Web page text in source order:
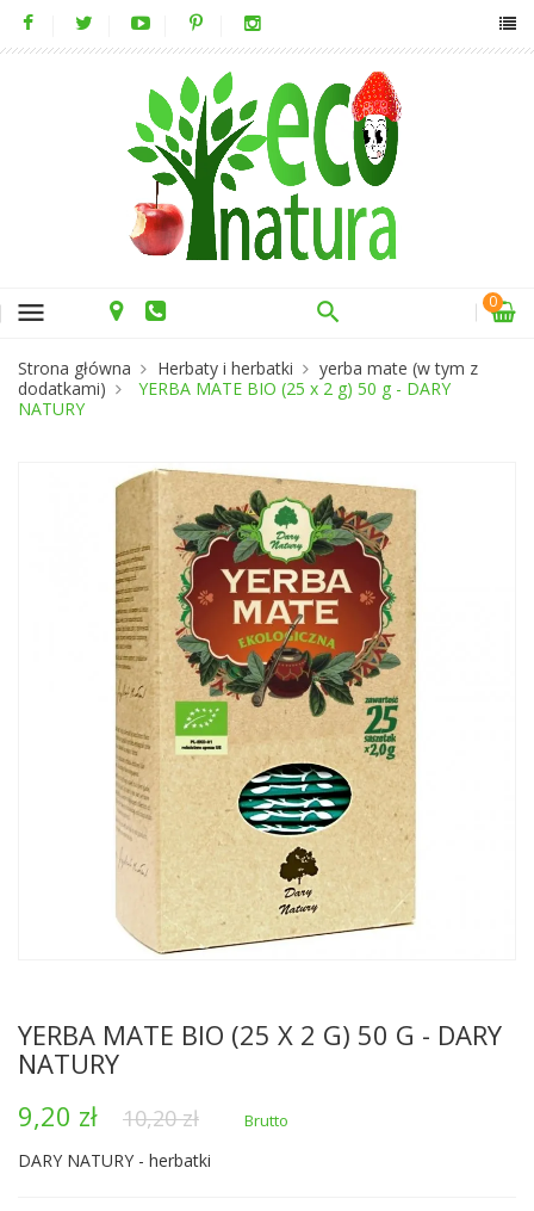
menu 0
Strona główna Herbaty i herbatki
yerba mate (w tym z
dodatkami)
YERBA MATE BIO (25 x 2 g) 50 g - DARY
NATURY
YERBA MATE BIO (25 X 2 G) 50 G - DARY
NATURY
9,20 zł
10,20 zł Brutto
DARY NATURY - herbatki